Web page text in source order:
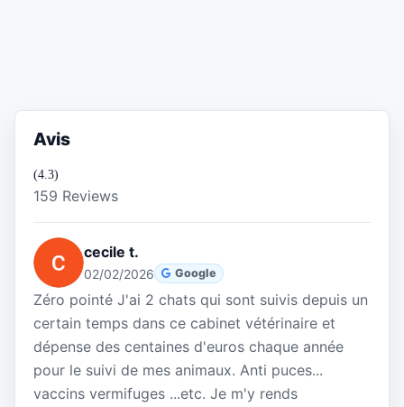
Avis
(4.3)
159 Reviews
cecile t.
02/02/2026 Google
Zéro pointé J'ai 2 chats qui sont suivis depuis un
certain temps dans ce cabinet vétérinaire et
dépense des centaines d'euros chaque année
pour le suivi de mes animaux. Anti puces...
vaccins vermifuges ...etc. Je m'y rends